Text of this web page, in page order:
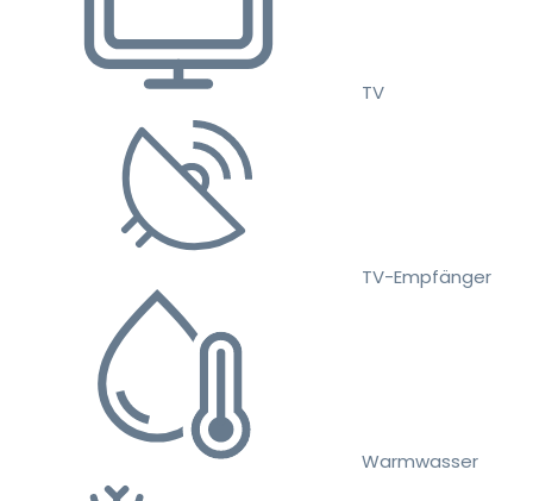
TV
TV-Empfänger
Warmwasser